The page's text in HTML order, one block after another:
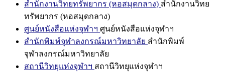
สำนักงานวิทยทรัพยากร (หอสมุดกลาง) สำนักงานวิทย
ทรัพยากร (หอสมุดกลาง)
ศูนย์หนังสือแห่งจุฬาฯ ศูนย์หนังสือแห่งจุฬาฯ
สำนักพิมพ์จุฬาลงกรณ์มหาวิทยาลัย สำนักพิมพ์
จุฬาลงกรณ์มหาวิทยาลัย
สถานีวิทยุแห่งจุฬาฯ สถานีวิทยุแห่งจุฬาฯ